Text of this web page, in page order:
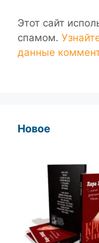
Этот сайт
спамом.
данные
Новое